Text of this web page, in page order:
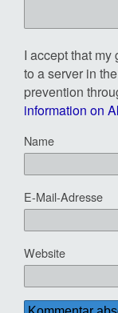
I accept that
to a server in
prevention
information on
Name
E-Mail-Adresse
Website